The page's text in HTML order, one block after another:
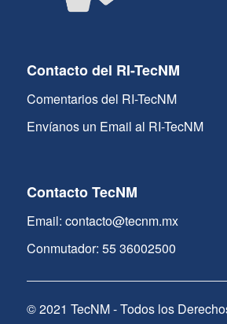
Contacto del RI-TecNM
Comentarios del RI-TecNM
Envíanos un Email al RI-TecNM
Contacto TecNM
Email: contacto@tecnm.mx
Conmutador: 55 36002500
© 2021 TecNM - Todos los